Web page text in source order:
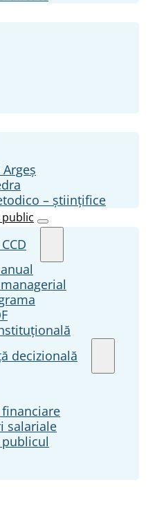
– științifice
decizională
salariale